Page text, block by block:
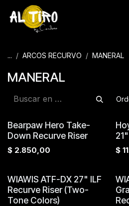
Ir al contenido
... ARCOS RECURVO MANERAL
MANERAL
Bearpaw Hero Take-
Down Recurve Riser
$ 2.850,00
21"
$
WIAWIS ATF-DX 27" ILF
Recurve Riser (Two-
Tone Colors)